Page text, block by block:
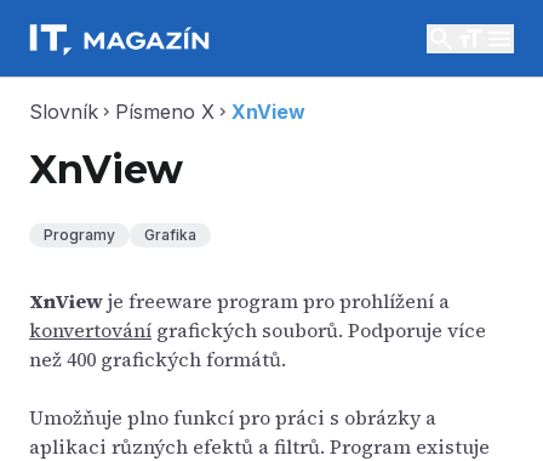
Slovník chevron_right Písmeno X chevron_right XnView
XnView
Programy Grafika
XnViewje freeware program pro prohlížení a
konvertování grafických souborů. Podporuje více
než 400 grafických formátů.
Umožňuje plno funkcí pro práci s obrázky a
aplikaci různých efektů a filtrů. Program existuje